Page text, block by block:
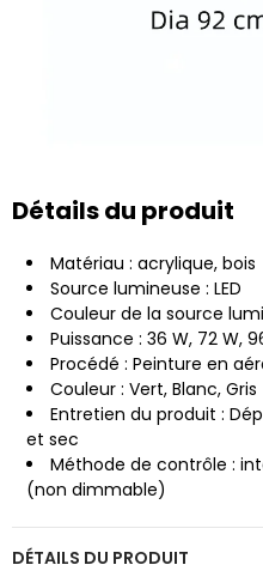
Détails du produit
Matériau : acrylique, bois
Source lumineuse : LED
Couleur de la source
Puissance : 36 W, 72 W,
Procédé : Peinture en
Couleur : Vert, Blanc, Gris
Entretien du produit :
et sec
Méthode de contrôle :
(non dimmable)
DÉTAILS DU PRODUIT